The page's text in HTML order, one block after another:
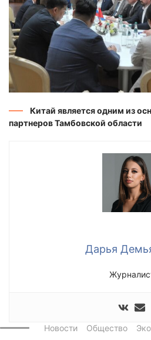
Китай является одним из
партнеров Тамбовской области
Дарья
Новости Общество